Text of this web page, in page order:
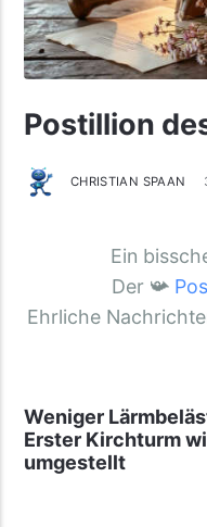
Postillion
CHRISTIAN SPAAN
Ein
Der 📯
Ehrliche
Weniger
Erster Kirchturm
umgestellt